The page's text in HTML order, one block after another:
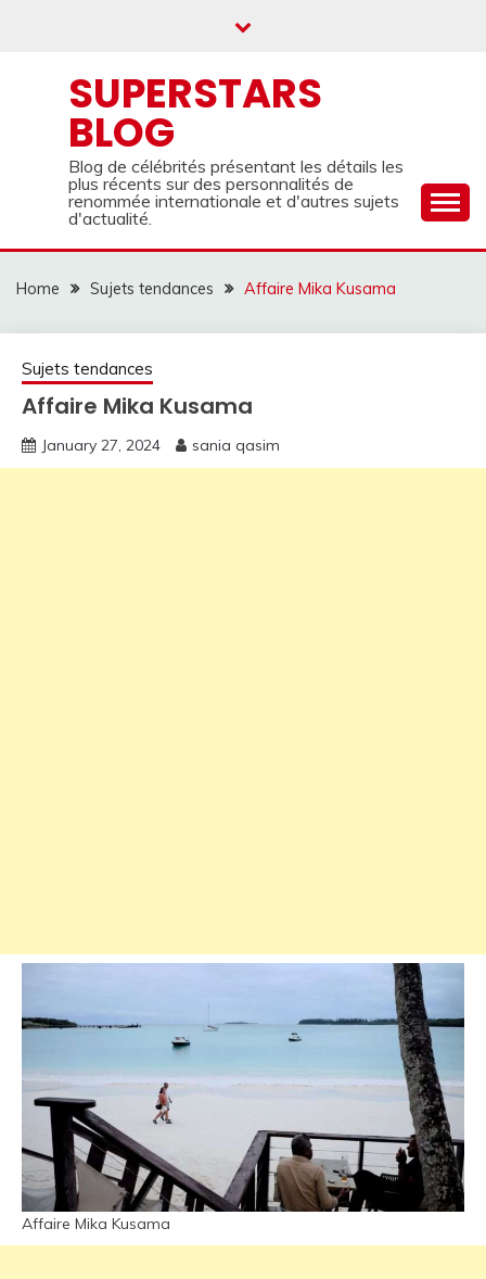
SUPERSTARS
BLOG
Blog de célébrités présentant les détails les
plus récents sur des personnalités de
renommée internationale et d'autres sujets
d'actualité.
Home Sujets tendances Affaire Mika Kusama
Sujets tendances
Affaire Mika Kusama
January 27, 2024 sania qasim
Affaire Mika Kusama